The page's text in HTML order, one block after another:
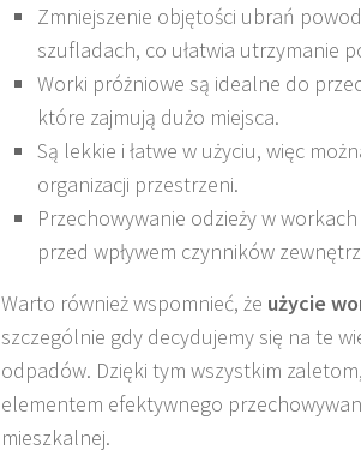
Zmniejszenie objętości ubrań
szufladach, co ułatwia utrzymanie
Worki próżniowe są idealne do
które zajmują dużo miejsca.
Są lekkie i łatwe w użyciu, więc
organizacji przestrzeni.
Przechowywanie odzieży w
przed wpływem czynników
Warto również wspomnieć, że użycie
szczególnie gdy decydujemy się na te
odpadów. Dzięki tym wszystkim
elementem efektywnego
mieszkalnej.